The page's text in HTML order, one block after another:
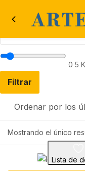
0 5
Filtrar
Mostrando el único
Ordenar por los
Lista de